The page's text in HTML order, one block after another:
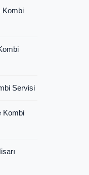
Kombi
Servisi
Kombi